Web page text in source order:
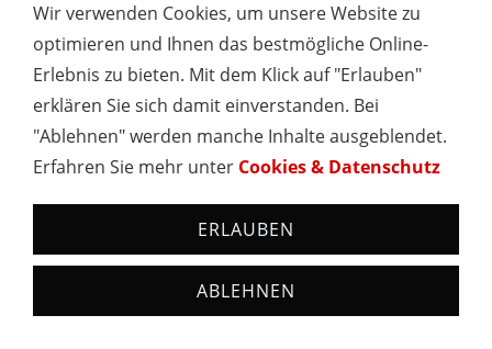
Spülmaschine, Kühlschrank mit Gefrierfach,
Backofen, Essecke, Kaffeemaschine, Toaster,
Rührgerät, Kaffeemaschine, Mikrowelle,
Wasserkocher
Kaffeefilter, Küchenrolle, Spülmaschinentabs
1 Schlafzimmer mit Fernseher und 1
Wohn/Schlafzimmer mit ausklappbaren Betten
Wir verwenden Cookies, um unsere Website zu
optimieren und Ihnen das bestmögliche Online-
Erlebnis zu bieten. Mit dem Klick auf "Erlauben"
erklären Sie sich damit einverstanden. Bei
"Ablehnen" werden manche Inhalte ausgeblendet.
Erfahren Sie mehr unter Cookies & Datenschutz
ERLAUBEN
ABLEHNEN